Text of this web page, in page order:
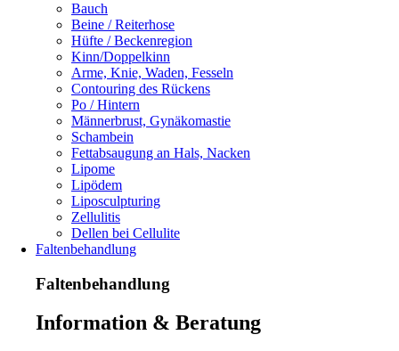
Bauch
Beine / Reiterhose
Hüfte / Beckenregion
Kinn/Doppelkinn
Arme, Knie, Waden, Fesseln
Contouring des Rückens
Po / Hintern
Männerbrust, Gynäkomastie
Schambein
Fettabsaugung an Hals, Nacken
Lipome
Lipödem
Liposculpturing
Zellulitis
Dellen bei Cellulite
Faltenbehandlung
Faltenbehandlung
Information & Beratung